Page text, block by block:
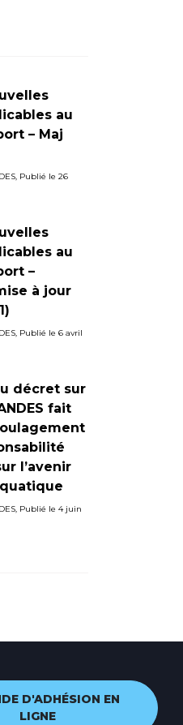
au
– Maj
Publié le 26
au
–
à jour
Publié le 6 avril
décret sur
fait
l’avenir
Publié le 4 juin
D'ADHÉSION EN
LIGNE